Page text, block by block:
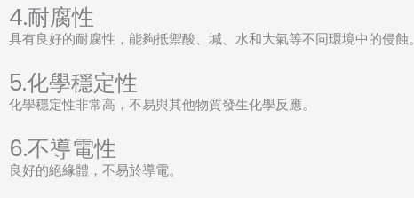
4.耐腐性
具有良好的耐腐性，能夠抵禦酸、堿、水和大氣等不同環境中的侵蝕。
5.化學穩定性
化學穩定性非常高，不易與其他物質發生化學反應。
6.不導電性
良好的絕緣體，不易於導電。